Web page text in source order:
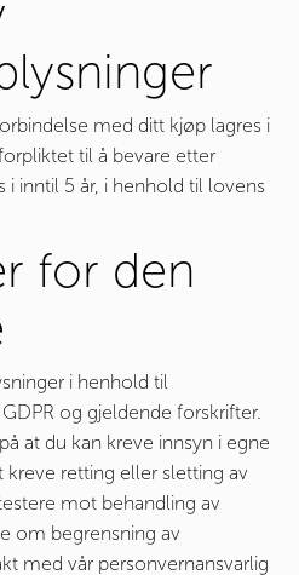
med ditt kjøp lagres i
til å bevare etter
i inntil 5 år, i henhold til lovens
for den
i henhold til
og gjeldende forskrifter.
at du kan kreve innsyn i egne
retting eller sletting av
mot behandling av
om begrensning av
med vår personvernansvarlig